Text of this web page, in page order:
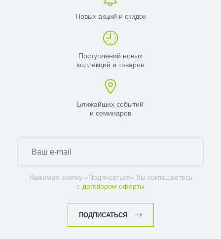
Новых акций и скидок
Поступлений новых
коллекций и товаров
Ближайших событий
и семинаров
Нажимая кнопку «Подписаться» Вы соглашаетесь
с договором оферты
ПОДПИСАТЬСЯ